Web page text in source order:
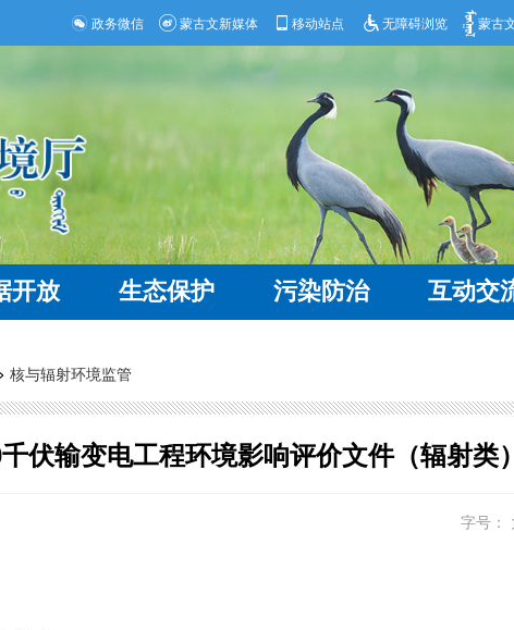
政务微信 蒙古文新媒体 移动站点 无障碍浏览 蒙古
开放 生态保护 污染防治 互动交
核与辐射环境监管
伏输变电工程环境影响评价文件（辐射类
字号：